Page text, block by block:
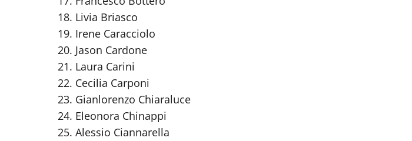
Livia Briasco
Irene Caracciolo
Jason Cardone
Laura Carini
Cecilia Carponi
Gianlorenzo Chiaraluce
Eleonora Chinappi
Alessio Ciannarella